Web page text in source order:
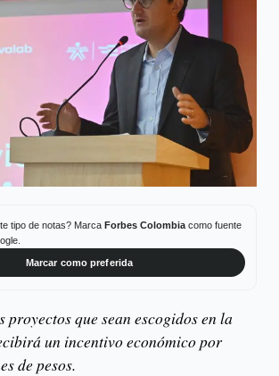
tipo de notas? Marca Forbes Colombiacomo fuente
Marcar como preferida
proyectos que sean escogidos en la
un incentivo económico por
de pesos.